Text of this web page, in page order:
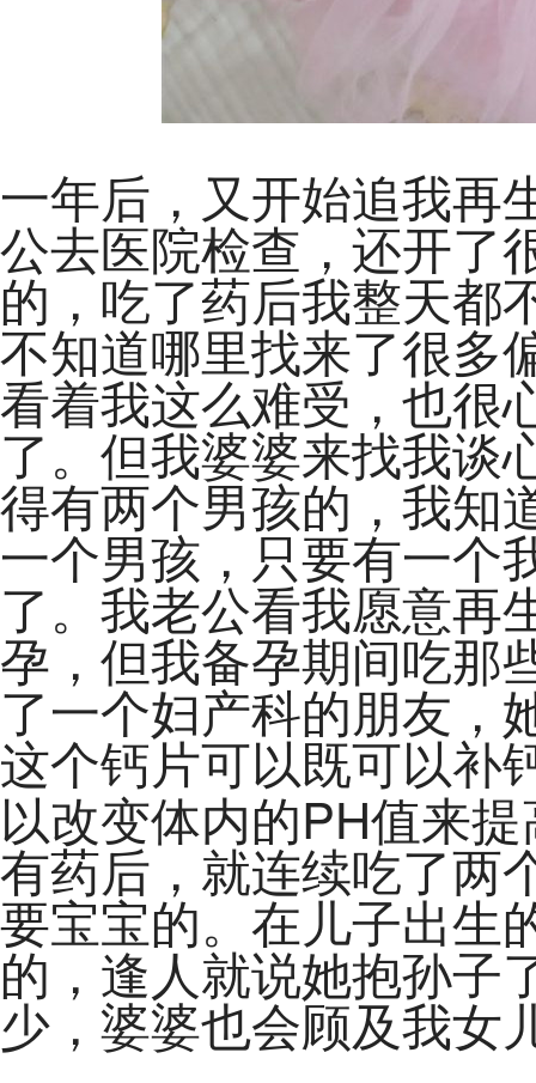
一年后，又开始追我再
公去医院检查，还开了
的，吃了药后我整天都
不知道哪里找来了很多
看着我这么难受，也很
了。但我婆婆来找我谈
得有两个男孩的，我知
一个男孩，只要有一个
了。我老公看我愿意再
孕，但我备孕期间吃那
了一个妇产科的朋友，
这个钙片可以既可以补
以改变体内的PH值来提
有药后，就连续吃了两
要宝宝的。在儿子出生
的，逢人就说她抱孙子
少，婆婆也会顾及我女